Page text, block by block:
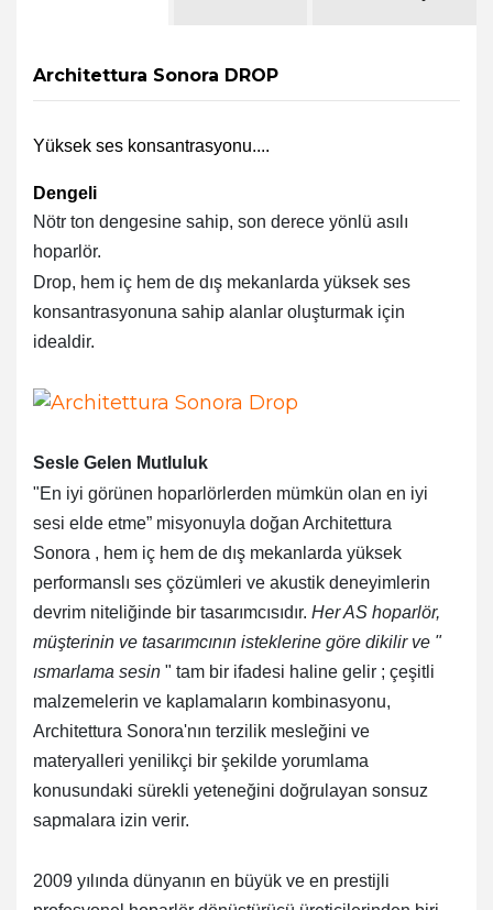
Architettura Sonora DROP
Yüksek ses konsantrasyonu....
Dengeli
Nötr ton dengesine sahip, son derece yönlü asılı
hoparlör.
Drop, hem iç hem de dış mekanlarda yüksek ses
konsantrasyonuna sahip alanlar oluşturmak için
idealdir.
Sesle Gelen Mutluluk
"En iyi görünen hoparlörlerden mümkün olan en iyi
sesi elde etme” misyonuyla doğan Architettura
Sonora , hem iç hem de dış mekanlarda yüksek
performanslı ses çözümleri ve akustik deneyimlerin
devrim niteliğinde bir tasarımcısıdır. Her AS hoparlör,
müşterinin ve tasarımcının isteklerine göre dikilir ve "
ısmarlama sesin " tam bir ifadesi haline gelir ; çeşitli
malzemelerin ve kaplamaların kombinasyonu,
Architettura Sonora'nın terzilik mesleğini ve
materyalleri yenilikçi bir şekilde yorumlama
konusundaki sürekli yeteneğini doğrulayan sonsuz
sapmalara izin verir.
2009 yılında dünyanın en büyük ve en prestijli